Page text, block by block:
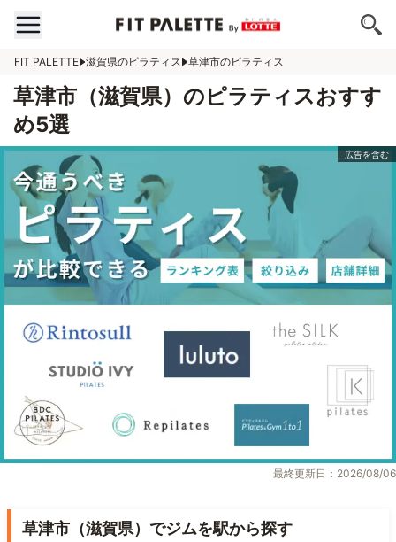
FIT PALETTE 滋賀県のピラティス 草津市のピラティス
草津市（滋賀県）のピラティスおすす
め5選
最終更新日：2026/08/06
草津市（滋賀県）でジムを駅から探す